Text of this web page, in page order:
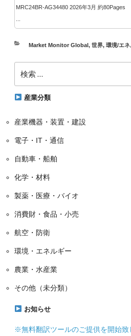
MRC24BR-AG34480 2026年3月 約80Pages
カ
リ
Market Monitor Global, 世界, 環境/エネ
索:
産業分類
産業機器・装置・建設
電子・IT・通信
自動車・船舶
化学・材料
製薬・医療・バイオ
消費財・食品・小売
航空・防衛
環境・エネルギー
農業・水産業
その他（未分類）
お知らせ
※無料翻訳ツールのご提供を開始致